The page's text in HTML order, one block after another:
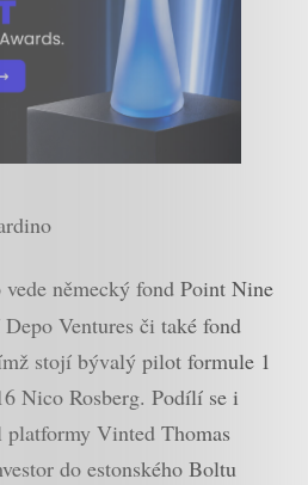
německý fond Point Nine
Ventures či také fond
stojí bývalý pilot formule 1
Nico Rosberg. Podílí se i
Vinted Thomas
do estonského Boltu